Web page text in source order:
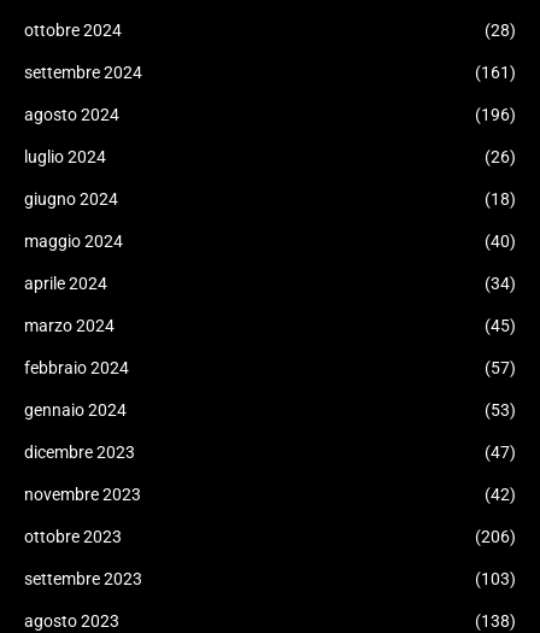
ottobre 2024 (28)
settembre 2024 (161)
agosto 2024 (196)
luglio 2024 (26)
giugno 2024 (18)
maggio 2024 (40)
aprile 2024 (34)
marzo 2024 (45)
febbraio 2024 (57)
gennaio 2024 (53)
dicembre 2023 (47)
novembre 2023 (42)
ottobre 2023 (206)
settembre 2023 (103)
agosto 2023 (138)